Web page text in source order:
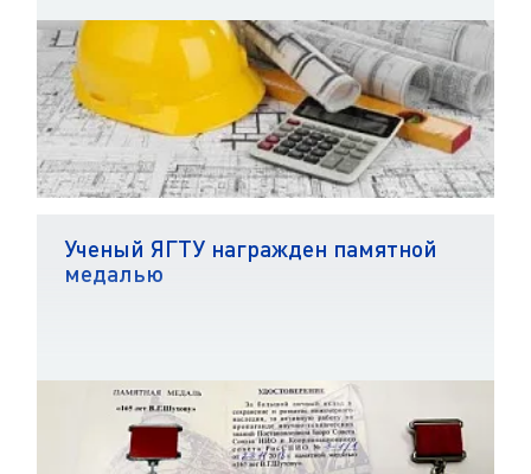
Ученый ЯГТУ награжден памятной
медалью